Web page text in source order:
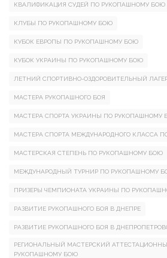
КВАЛИФИКАЦИЯ СУДЕЙ ПО РУКОПАШНОМУ БОЮ
КЛУБЫ ПО РУКОПАШНОМУ БОЮ
КУБОК ЕВРОПЫ ПО РУКОПАШНОМУ БОЮ
КУБОК УКРАИНЫ ПО РУКОПАШНОМУ БОЮ
ЛЕТНИЙ СПОРТИВНО-ОЗДОРОВИТЕЛЬНЫЙ
МАСТЕРА РУКОПАШНОГО БОЯ
МАСТЕРА СПОРТА УКРАИНЫ ПО РУКОПАШНОМУ
МАСТЕРА СПОРТА МЕЖДУНАРОДНОГО КЛАССА
МАСТЕРСКАЯ СТЕПЕНЬ ПО РУКОПАШНОМУ БОЮ
МЕЖДУНАРОДНЫЙ ТУРНИР ПО РУКОПАШНОМУ
ПРИЗЕРЫ ЧЕМПИОНАТА УКРАИНЫ ПО
РАЗВИТИЕ РУКОПАШНОГО БОЯ В ДНЕПРЕ
РАЗВИТИЕ РУКОПАШНОГО БОЯ В
РЕГИОНАЛЬНЫЙ МАСТЕРСКИЙ
РУКОПАШНОМУ БОЮ